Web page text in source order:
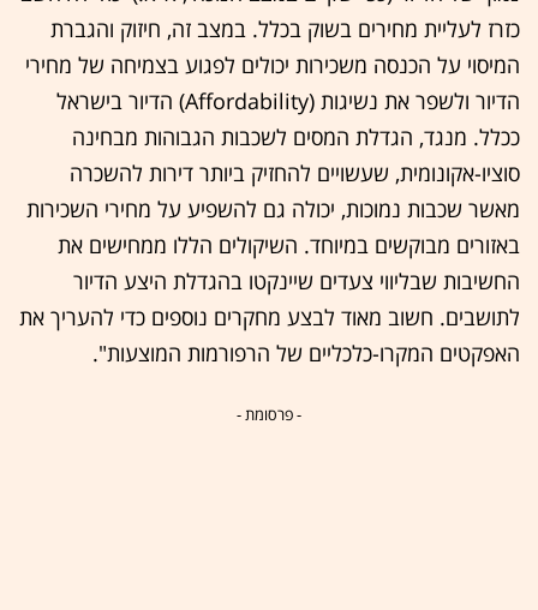
כזרז לעליית מחירים בשוק בכלל. במצב זה, חיזוק והגברת
המיסוי על הכנסה משכירות יכולים לפגוע בצמיחה של מחירי
הדיור ולשפר את נשיגות (Affordability) הדיור בישראל
ככלל. מנגד, הגדלת המסים לשכבות הגבוהות מבחינה
סוציו-אקונומית, שעשויים להחזיק ביותר דירות להשכרה
מאשר שכבות נמוכות, יכולה גם להשפיע על מחירי השכירות
באזורים מבוקשים במיוחד. השיקולים הללו ממחישים את
החשיבות שבליווי צעדים שיינקטו בהגדלת היצע הדיור
לתושבים. חשוב מאוד לבצע מחקרים נוספים כדי להעריך את
האפקטים המקרו-כלכליים של הרפורמות המוצעות".
- פרסומת -